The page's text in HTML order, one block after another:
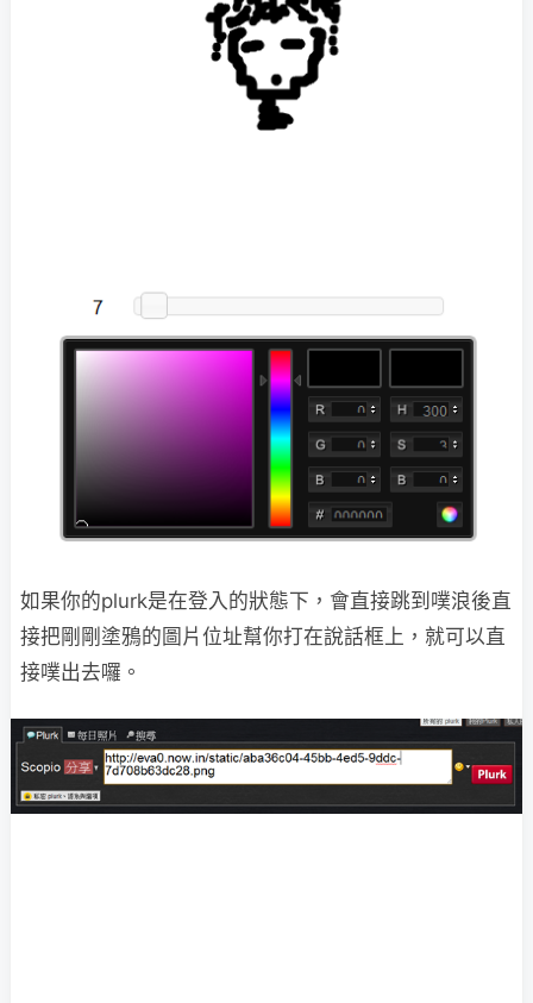
如果你的plurk是在登入的狀態下，會直接跳到噗浪後直
接把剛剛塗鴉的圖片位址幫你打在說話框上，就可以直
接噗出去囉。